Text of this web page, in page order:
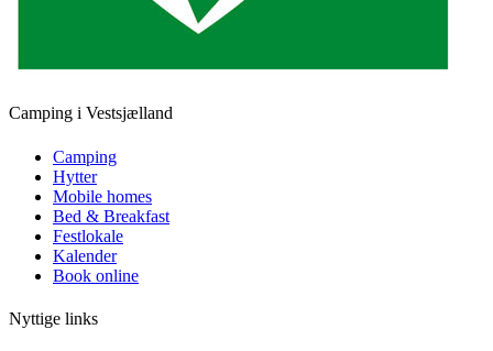
Camping i Vestsjælland
Camping
Hytter
Mobile homes
Bed & Breakfast
Festlokale
Kalender
Book online
Nyttige links